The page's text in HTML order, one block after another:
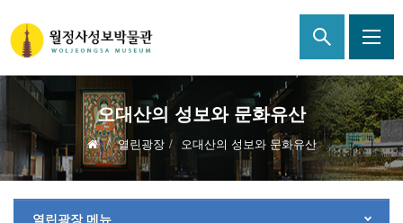
오대산의 성보와 문화유산
열린광장 오대산의 성보와 문화유산
열린광장 메뉴